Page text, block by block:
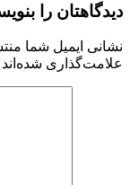
دیدگاهتان را
نشانی ایمیل شما
علامت‌گذاری شده‌اند